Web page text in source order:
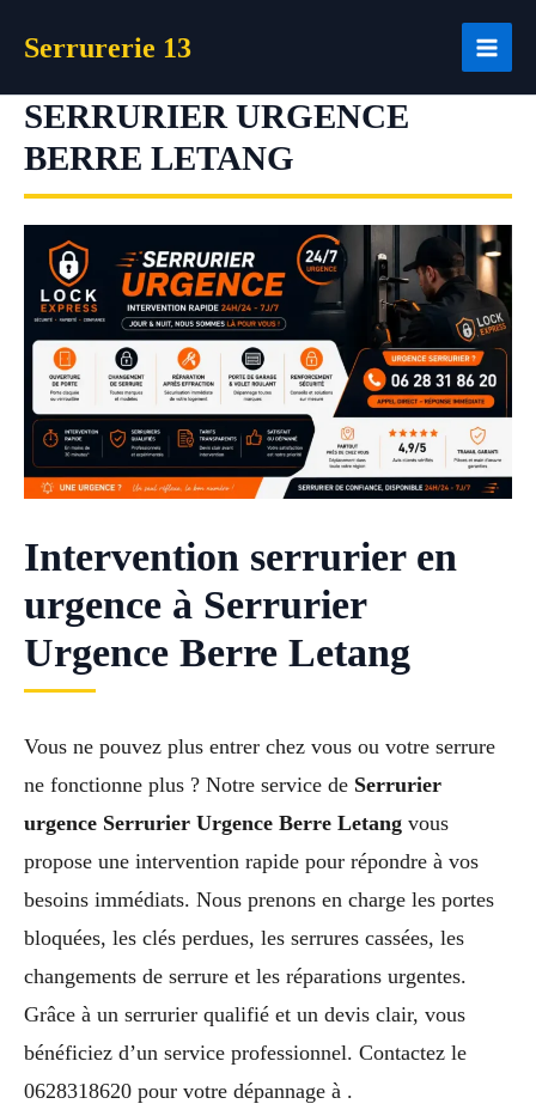
Serrurerie 13
SERRURIER URGENCE
BERRE LETANG
Intervention serrurier en
urgence à Serrurier
Urgence Berre Letang
Vous ne pouvez plus entrer chez vous ou votre serrure
ne fonctionne plus ? Notre service de Serrurier
urgence Serrurier Urgence Berre Letang vous
propose une intervention rapide pour répondre à vos
besoins immédiats. Nous prenons en charge les portes
bloquées, les clés perdues, les serrures cassées, les
changements de serrure et les réparations urgentes.
Grâce à un serrurier qualifié et un devis clair, vous
bénéficiez d’un service professionnel. Contactez le
0628318620 pour votre dépannage à .